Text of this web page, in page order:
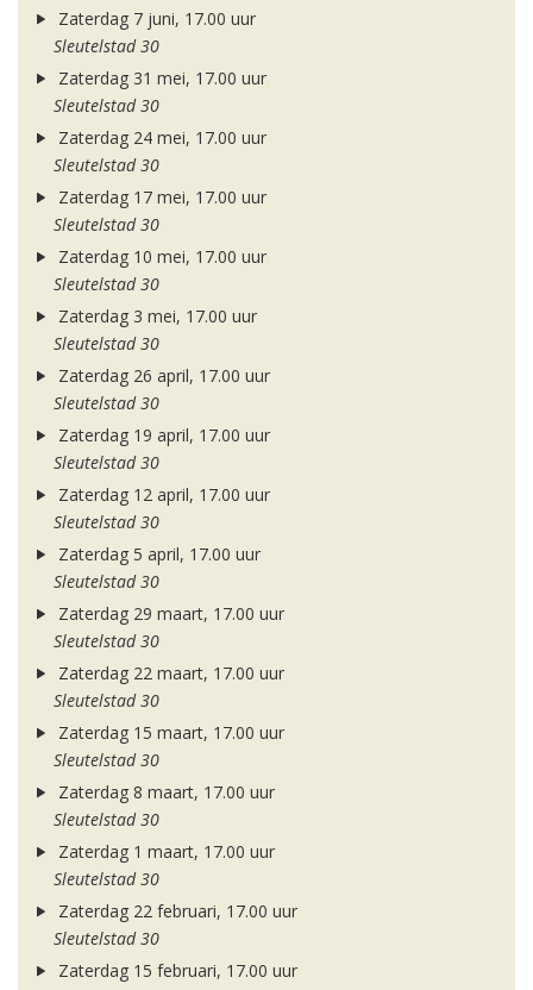
Zaterdag 7 juni, 17.00 uur
Sleutelstad 30
Zaterdag 31 mei, 17.00 uur
Sleutelstad 30
Zaterdag 24 mei, 17.00 uur
Sleutelstad 30
Zaterdag 17 mei, 17.00 uur
Sleutelstad 30
Zaterdag 10 mei, 17.00 uur
Sleutelstad 30
Zaterdag 3 mei, 17.00 uur
Sleutelstad 30
Zaterdag 26 april, 17.00 uur
Sleutelstad 30
Zaterdag 19 april, 17.00 uur
Sleutelstad 30
Zaterdag 12 april, 17.00 uur
Sleutelstad 30
Zaterdag 5 april, 17.00 uur
Sleutelstad 30
Zaterdag 29 maart, 17.00 uur
Sleutelstad 30
Zaterdag 22 maart, 17.00 uur
Sleutelstad 30
Zaterdag 15 maart, 17.00 uur
Sleutelstad 30
Zaterdag 8 maart, 17.00 uur
Sleutelstad 30
Zaterdag 1 maart, 17.00 uur
Sleutelstad 30
Zaterdag 22 februari, 17.00 uur
Sleutelstad 30
Zaterdag 15 februari, 17.00 uur